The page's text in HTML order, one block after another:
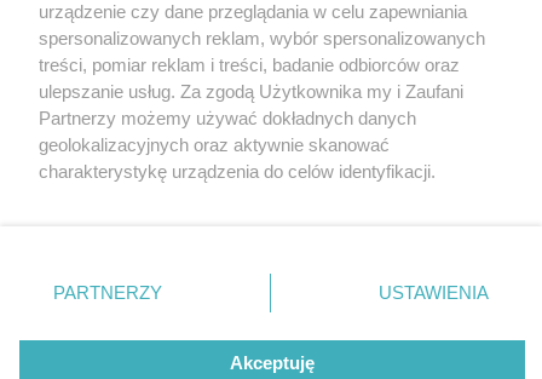
3 / 0
Nie zapomnij
zapoznać się z:
polityką prywatności regulamin korzystania z portali
Twojemiasto
Piekary Śląskie
Chorzów
Tarnowskie Góry
Gliwice
Skontakuj sięz nami
Kontakt
Wydawca
Redakcja
urządzenie czy dane przeglądania w celu zapewniania
spersonalizowanych reklam, wybór spersonalizowanych
treści, pomiar reklam i treści, badanie odbiorców oraz
ulepszanie usług. Za zgodą Użytkownika my i Zaufani
Partnerzy możemy używać dokładnych danych
geolokalizacyjnych oraz aktywnie skanować
charakterystykę urządzenia do celów identyfikacji.
zmienić/wycofać klikając przycisk ustawień prywatności
znajdujący się w lewym dolnym rogu strony
rodzaje przetwarzania danych nie wymagają zgody
użytkownika, ale masz prawo sprzeciwić się takiemu
PARTNERZY USTAWIENIA
Akceptuję